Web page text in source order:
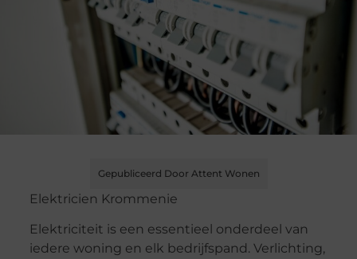
Gepubliceerd Door Attent Wonen
Elektricien Krommenie
Elektriciteit is een essentieel onderdeel van
iedere woning en elk bedrijfspand. Verlichting,